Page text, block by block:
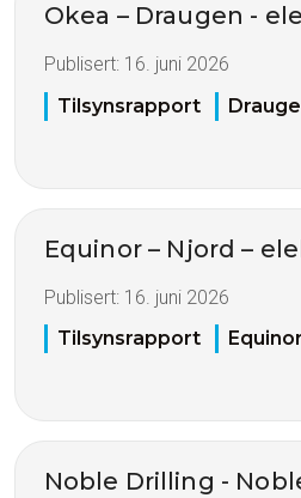
Okea – Draugen -
Publisert: 16. juni 2026
Tilsynsrapport
Equinor – Njord –
Publisert: 16. juni 2026
Tilsynsrapport
Equinor
Noble Drilling -